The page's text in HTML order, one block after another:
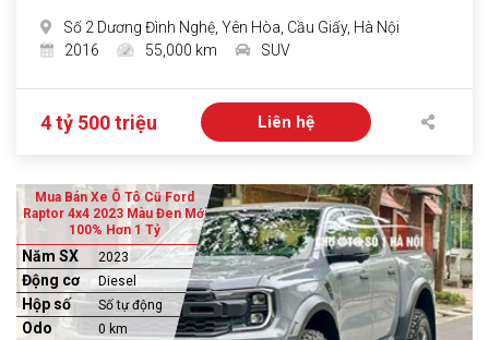
Số 2 Dương Đình Nghệ, Yên Hòa, Cầu Giấy, Hà Nội
2016
55,000 km SUV
4 tỷ 500 triệu Liên hệ
Mua Bán Xe Ô Tô Cũ Ford
Raptor 4x4 2023 Màu Đen Mới
100% Hơn 1 Tỷ
Năm SX 2023
Động cơ Diesel
Hộp số Số tự động
Odo 0 km